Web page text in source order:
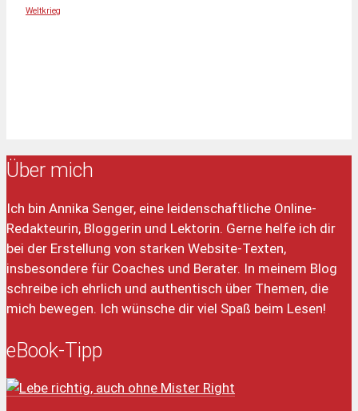
Weltkrieg
Über mich
Ich bin Annika Senger, eine leidenschaftliche Online-
Redakteurin, Bloggerin und Lektorin. Gerne helfe ich dir
bei der Erstellung von starken Website-Texten,
insbesondere für Coaches und Berater. In meinem Blog
schreibe ich ehrlich und authentisch über Themen, die
mich bewegen. Ich wünsche dir viel Spaß beim Lesen!
eBook-Tipp